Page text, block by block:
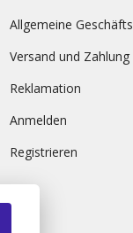
Allgemeine
Versand und Zahlung
Reklamation
Anmelden
Registrieren